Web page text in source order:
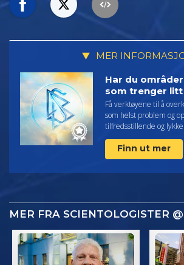
MER
Har du
som trenger litt
Få verktøyene til å
som helst problem og
tilfredsstillende og
Finn ut mer
MER FRA SCIENTOLOGISTER